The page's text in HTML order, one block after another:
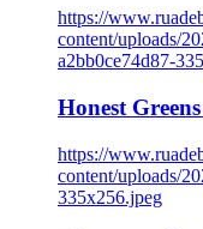
https://
content/uploads/
a2bb0ce74d87-
Honest
https://
content/uploads/
335x256.jpeg